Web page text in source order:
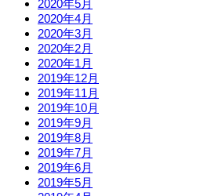
2020年5月
2020年4月
2020年3月
2020年2月
2020年1月
2019年12月
2019年11月
2019年10月
2019年9月
2019年8月
2019年7月
2019年6月
2019年5月